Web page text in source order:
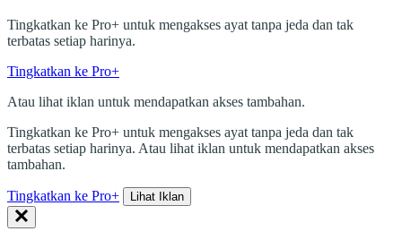
Tingkatkan ke Pro+ untuk mengakses ayat tanpa jeda dan tak
terbatas setiap harinya.
Tingkatkan ke Pro+
Atau lihat iklan untuk mendapatkan akses tambahan.
Tingkatkan ke Pro+ untuk mengakses ayat tanpa jeda dan tak
terbatas setiap harinya. Atau lihat iklan untuk mendapatkan akses
tambahan.
Tingkatkan ke Pro+ Lihat Iklan